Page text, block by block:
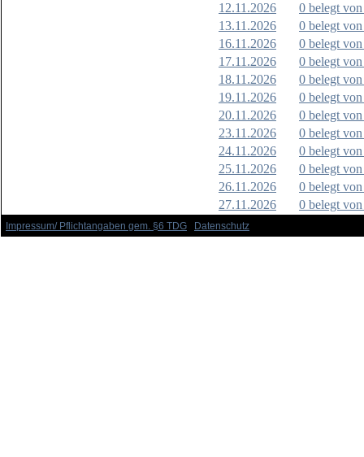
12.11.2026
0 belegt
13.11.2026
0 belegt
16.11.2026
0 belegt
17.11.2026
0 belegt
18.11.2026
0 belegt
19.11.2026
0 belegt
20.11.2026
0 belegt
23.11.2026
0 belegt
24.11.2026
0 belegt
25.11.2026
0 belegt
26.11.2026
0 belegt
27.11.2026
0 belegt
Impressum/ Pflichtangaben gem. §6 TDG Datenschutz